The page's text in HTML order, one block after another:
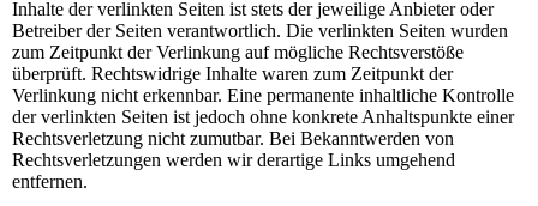
Inhalte der verlinkten Seiten ist stets der jeweilige Anbieter oder
Betreiber der Seiten verantwortlich. Die verlinkten Seiten wurden
zum Zeitpunkt der Verlinkung auf mögliche Rechtsverstöße
überprüft. Rechtswidrige Inhalte waren zum Zeitpunkt der
Verlinkung nicht erkennbar. Eine permanente inhaltliche Kontrolle
der verlinkten Seiten ist jedoch ohne konkrete Anhaltspunkte einer
Rechtsverletzung nicht zumutbar. Bei Bekanntwerden von
Rechtsverletzungen werden wir derartige Links umgehend
entfernen.